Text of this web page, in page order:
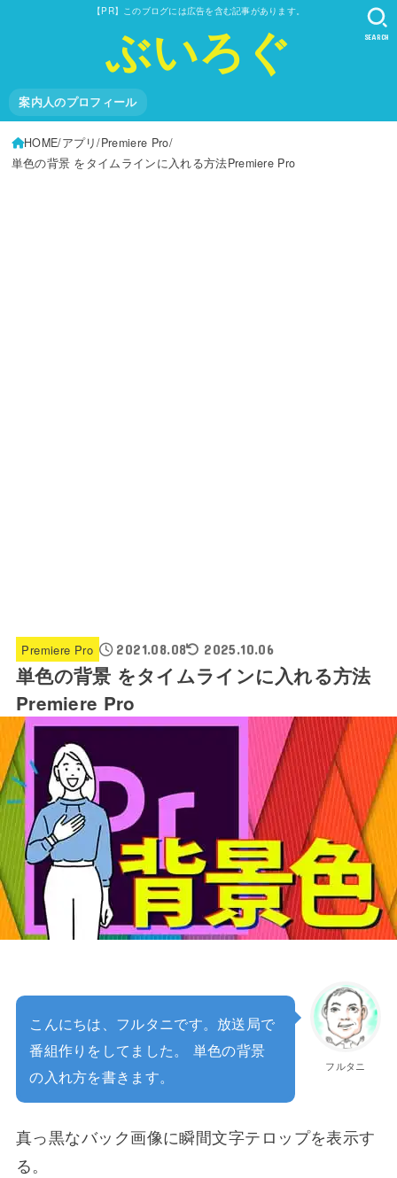
【PR】このブログには広告を含む記事があります。
ぶいろぐ
案内人のプロフィール
SEARCH
HOME アプリ Premiere Pro
単色の背景 をタイムラインに入れる方法Premiere Pro
Premiere Pro 2021.08.08 2025.10.06
単色の背景 をタイムラインに入れる方法
Premiere Pro
フルタニ
こんにちは、フルタニです。放送局で
番組作りをしてました。 単色の背景
の入れ方を書きます。
真っ黒なバック画像に瞬間文字テロップを表示す
る。